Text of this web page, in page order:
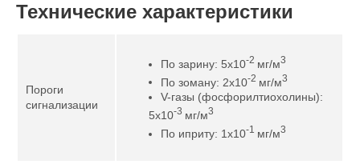
Технические характеристики
Пороги
сигнализации
По зарину: 5х10-2 мг/м3
По зоману: 2х10-2 мг/м3
V-газы (фосфорилтиохолины):
5х10-3 мг/м3
По иприту: 1х10-1 мг/м3